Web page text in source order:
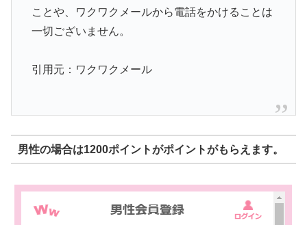
ことや、ワクワクメールから電話をかけることは
一切ございません。
引用元：ワクワクメール
男性の場合は1200ポイントがポイントがもらえます。